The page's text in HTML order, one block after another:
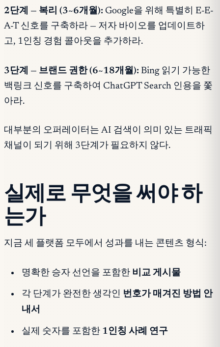
2단계 — 복리 (3~6개월): Google을 위해 특별히 E-E-
A-T 신호를 구축하라 — 저자 바이오를 업데이트하
고, 1인칭 경험 콜아웃을 추가하라.
3단계 — 브랜드 권한 (6~18개월): Bing 읽기 가능한
백링크 신호를 구축하여 ChatGPT Search 인용을 쫓
아라.
대부분의 오퍼레이터는 AI 검색이 의미 있는 트래픽
채널이 되기 위해 3단계가 필요하지 않다.
실제로 무엇을 써야 하
는가
지금 세 플랫폼 모두에서 성과를 내는 콘텐츠 형식:
명확한 승자 선언을 포함한 비교 게시물
각 단계가 완전한 생각인 번호가 매겨진 방법 안
내서
실제 숫자를 포함한 1인칭 사례 연구